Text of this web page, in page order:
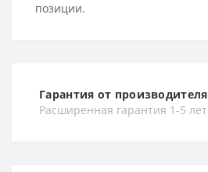
позиции.
Гарантия от производителя
Расширенная гарантия 1-5 лет